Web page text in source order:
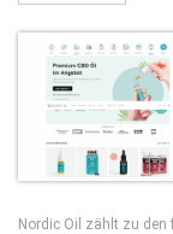
Nordic Oil zählt zu den